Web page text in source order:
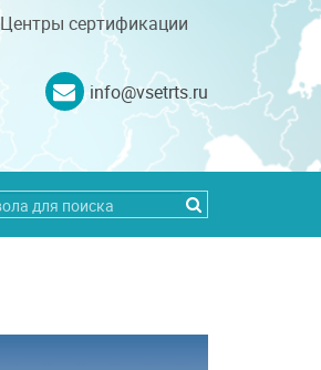
info@vsetrts.ru
Центры сертификации